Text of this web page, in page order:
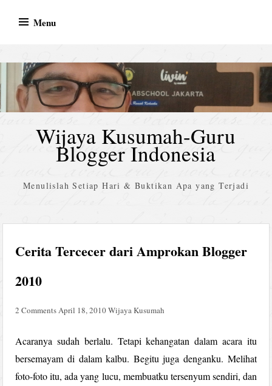
Menu
Wijaya Kusumah-Guru
Blogger Indonesia
Menulislah Setiap Hari & Buktikan Apa yang Terjadi
Cerita Tercecer dari Amprokan Blogger
2010
2 Comments April 18, 2010Wijaya Kusumah
Acaranya sudah berlalu. Tetapi kehangatan dalam acara itu
bersemayam di dalam kalbu. Begitu juga denganku. Melihat
foto-foto itu, ada yang lucu, membuatku tersenyum sendiri, dan